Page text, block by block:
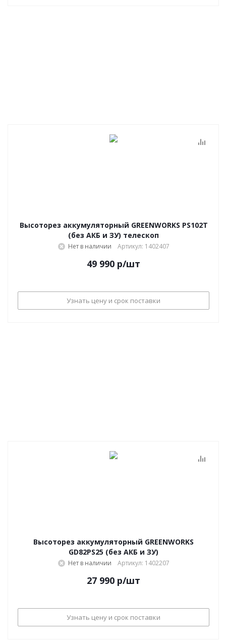
Высоторез аккумуляторный GREENWORKS PS102T
(без АКБ и ЗУ) телескоп
Нет в наличии Артикул: 1402407
49 990 р/шт
Узнать цену и срок поставки
Высоторез аккумуляторный GREENWORKS
GD82PS25 (без АКБ и ЗУ)
Нет в наличии Артикул: 1402207
27 990 р/шт
Узнать цену и срок поставки